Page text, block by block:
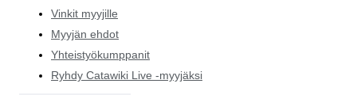
Vinkit myyjille
Myyjän ehdot
Yhteistyökumppanit
Ryhdy Catawiki Live -myyjäksi